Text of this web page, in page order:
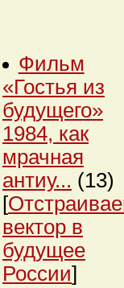
Фильм
«Гостья из
будущего»
1984, как
мрачная
антиу... (13)
[
вектор в
будущее
России]